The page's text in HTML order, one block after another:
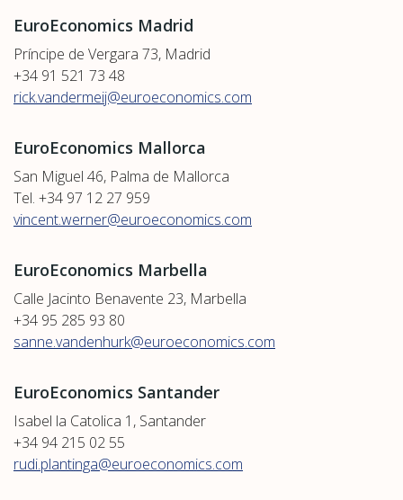
EuroEconomics Madrid
Príncipe de Vergara 73, Madrid
+34 91 521 73 48
rick.vandermeij@euroeconomics.com
EuroEconomics Mallorca
San Miguel 46, Palma de Mallorca
Tel. +34 97 12 27 959
vincent.werner@euroeconomics.com
EuroEconomics Marbella
Calle Jacinto Benavente 23, Marbella
+34 95 285 93 80
sanne.vandenhurk@euroeconomics.com
EuroEconomics Santander
Isabel la Catolica 1, Santander
+34 94 215 02 55
rudi.plantinga@euroeconomics.com